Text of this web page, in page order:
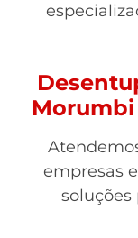
Morumbi
empresas
soluções